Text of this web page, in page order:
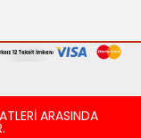
ARASINDA